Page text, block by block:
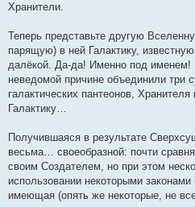
Хранители.
Теперь представьте другую
парящую) в ней Галактику,
далёкой. Да-да! Именно под именем!
неведомой причине объединили три
галактических пантеонов,
Галактику…
Получившаяся в результате
весьма… своеобразной: почти
своим Создателем, но при этом
использовании некоторыми
имеющая (опять же некоторые, не